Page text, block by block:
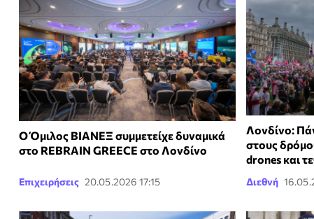
Ο Όμιλος ΒΙΑΝΕΞ συμμετείχε δυναμικά
στο REBRAIN GREECE στο Λονδίνο
Επιχειρήσεις 20.05.2026 17:15
Λονδίνο:
στους
drones και
Διεθνή